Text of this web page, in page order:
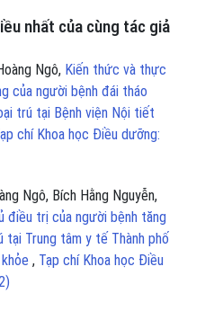
nhất của cùng tác giả
Ngô, Kiến thức và thực
của người bệnh đái tháo
trú tại Bệnh viện Nội tiết
chí Khoa học Điều dưỡng:
Ngô, Bích Hằng Nguyễn,
điều trị của người bệnh tăng
Trung tâm y tế Thành phố
, Tạp chí Khoa học Điều